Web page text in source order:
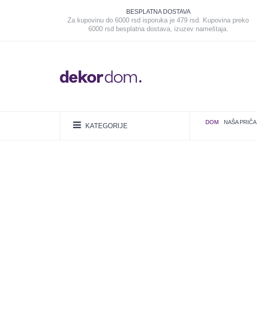
BESPLATNA DOSTAVA
Za kupovinu do 6000 rsd isporuka je 479 rsd. Kupovina preko
6000 rsd besplatna dostava, izuzev nameštaja.
KATEGORIJE DOM NAŠA PRIČA